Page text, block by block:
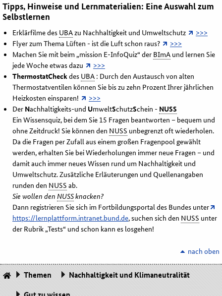
Tipps, Hinweise und Lernmaterialien: Eine Auswahl zum
Selbstlernen
Erklärfilme des UBAzu Nachhaltigkeit und Umweltschutz
>>>
Flyer zum Thema Lüften - ist die Luft schon raus?
>>>
Machen Sie mit beim „mission E-InfoQuiz“ der BImA und lernen Sie
jede Woche etwas dazu
>>>
ThermostatCheckdes UBA : Durch den Austausch von alten
Thermostatventilen können Sie bis zu zehn Prozent Ihrer jährlichen
Heizkosten einsparen!
>>>
Der Nachhaltigkeits-und UmweltSchutzSchein - NUSS
Ein Wissensquiz, bei dem Sie 15 Fragen beantworten – bequem und
ohne Zeitdruck! Sie können den NUSS unbegrenzt oft wiederholen.
Da die Fragen per Zufall aus einem großen Fragenpool gewählt
werden, erhalten Sie bei Wiederholungen immer neue Fragen – und
damit auch immer neues Wissen rund um Nachhaltigkeit und
Umweltschutz. Zusätzliche Erläuterungen und Quellenangaben
runden den NUSS ab.
Sie wollen den NUSSknacken?
Dann registrieren Sie sich im Fortbildungsportal des Bundes unter
https://lernplattform.intranet.bund.de, suchen sich den NUSS unter
der Rubrik „Tests“ und schon kann es losgehen!
nach oben
Themen
Nachhaltigkeit und Klimaneutralität